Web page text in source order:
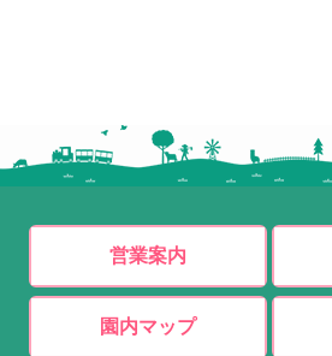
営業案内
園内マップ